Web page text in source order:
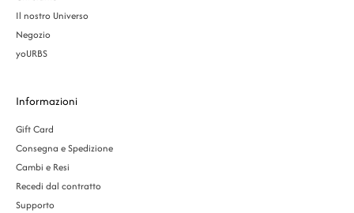
Il nostro Universo
Negozio
yoURBS
Informazioni
Gift Card
Consegna e Spedizione
Cambi e Resi
Recedi dal contratto
Supporto